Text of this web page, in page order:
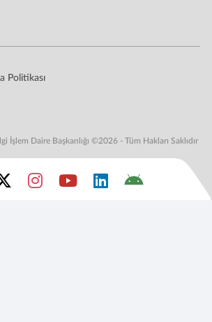
Politikası
İşlem Daire Başkanlığı ©2026 - Tüm Hakları Saklıdır